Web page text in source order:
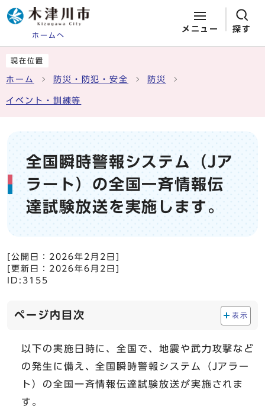
ホームへ
メニュー 探す
現在位置
ホーム 防災・防犯・安全 防災
イベント・訓練等
全国瞬時警報システム（Jア
ラート）の全国⼀⻫情報伝
達試験放送を実施します。
[公開日： 2026年2月2日
[更新日： 2026年6月2日
ID:3155
ページ内目次 表示
以下の実施日時に、全国で、地震や武力攻撃など
の発生に備え、全国瞬時警報システム（Jアラー
ト）の全国一斉情報伝達試験放送が実施されま
す。